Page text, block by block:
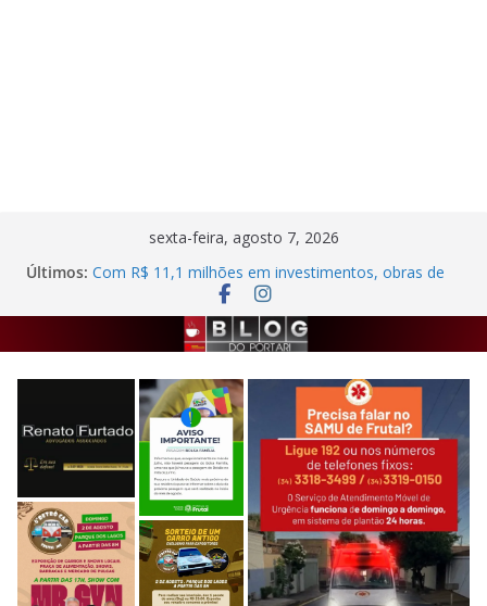
conteúdo
sexta-feira, agosto 7, 2026
Últimos: Com R$ 11,1 milhões em investimentos, obras de
melhoria na ETE de Frutal seguem em ritmo
avançado
Autor de agressão contra trabalhadora do
estacionamento rotativo é preso em Frutal
Semana da Cultura Nordestina
Criminosos invadem casa desabitada e furtam
bicicleta, botijões e utensílios no Centro de Frutal